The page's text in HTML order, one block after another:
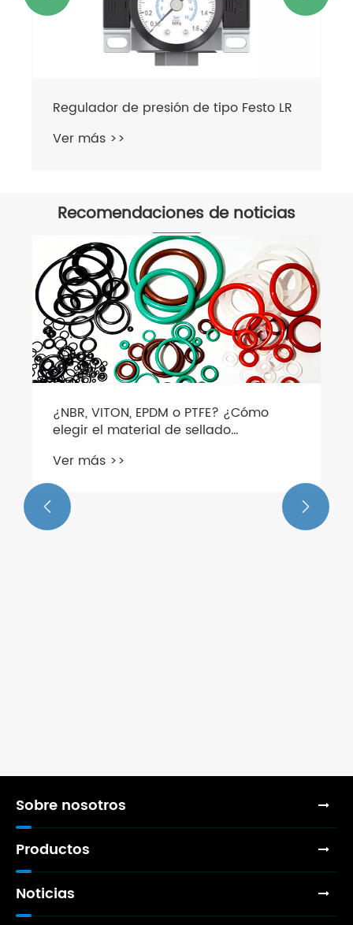
Regulador de presión de tipo Festo LR
Ver más >>
Recomendaciones de noticias
¿NBR, VITON, EPDM o PTFE? ¿Cómo
elegir el material de sellado
Ver más >>
 
Sobre nosotros
Productos
Noticias